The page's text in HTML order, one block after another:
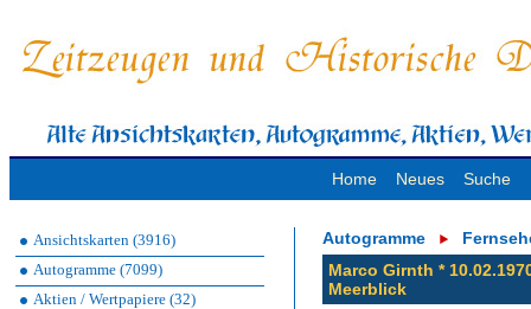
Home Neues Suche
Ansichtskarten (3916)
Autogramme (7099)
Aktien / Wertpapiere (32)
Autogramme
Marco Girnth *
Meerblick